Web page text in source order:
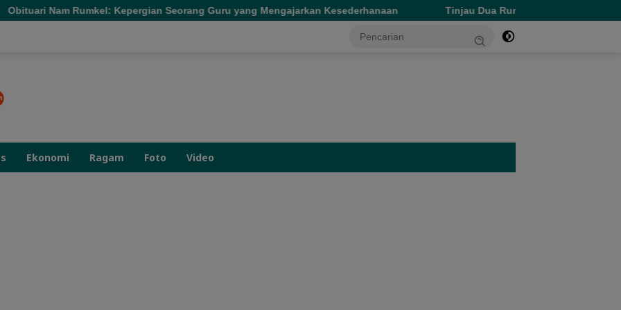
Kepergian Seorang Guru yang Mengajarkan Kesederhanaan Tinjau Dua Rumah Sakit di Sofifi, Gubernur Tekankan
Ekonomi Ragam Foto Video